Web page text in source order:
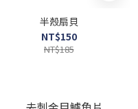
半殼扇貝
NT$150
NT$185